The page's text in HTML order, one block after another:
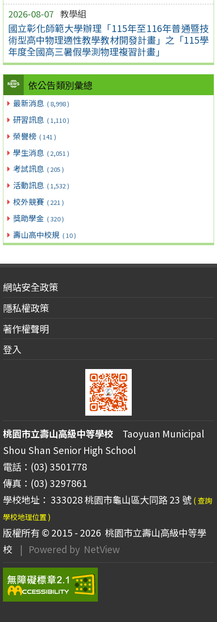
2026-08-07 教學組
國立彰化師範大學辦理「115年至116年普通暨技
術型高中物理適性教學教材開發計畫」之「115學
年度全國高三暑假學測物理複習計畫」
依公告類別彙總
最新消息 ( 8,998 )
研習訊息 ( 1,110 )
榮譽榜 ( 141 )
學生消息 ( 2,051 )
考試訊息 ( 205 )
活動訊息 ( 1,532 )
校外競賽 ( 221 )
獎助學金 ( 320 )
壽山高中校規 ( 10 )
網站安全政策
隱私權政策
著作權聲明
登入
桃園市立壽山高級中等學校 Taoyuan Municipal
Shou Shan Senior High School
電話：(03) 3501778
傳真：(03) 3297861
學校地址： 333028 桃園市龜山區大同路 23 號 ( 查詢
學校地理位置 )
版權所有 © 2015 - 2026 桃園市立壽山高級中等學
校
| Powered by NetView